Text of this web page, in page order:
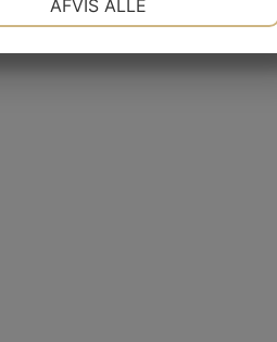
AFVIS ALLE